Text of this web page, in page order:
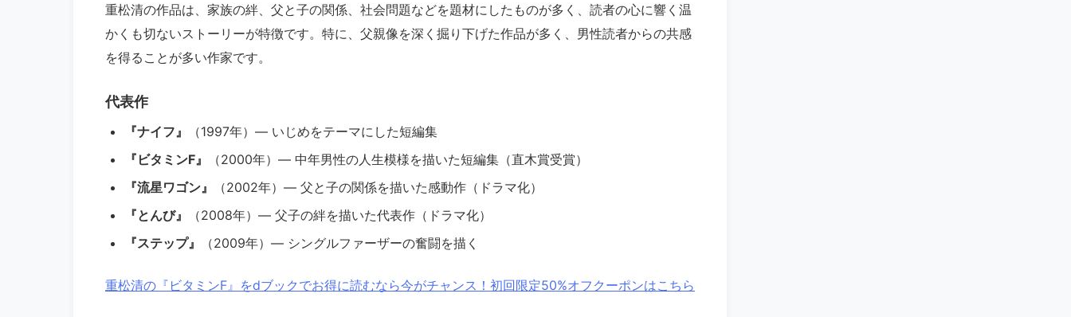
重松清の作品は、家族の絆、父と子の関係、社会問題などを題材にしたものが多く、読者の心に響く温
かくも切ないストーリーが特徴です。特に、父親像を深く掘り下げた作品が多く、男性読者からの共感
を得ることが多い作家です。
代表作
『ナイフ』
（1997年）— いじめをテーマにした短編集
『ビタミンF』
（2000年）— 中年男性の人生模様を描いた短編集（直木賞受賞）
『流星ワゴン』
（2002年）— 父と子の関係を描いた感動作（ドラマ化）
『とんび』
（2008年）— 父子の絆を描いた代表作（ドラマ化）
『ステップ』
（2009年）— シングルファーザーの奮闘を描く
重松清の『ビタミンF』をdブックでお得に読むなら今がチャンス！初回限定50%オフクーポンはこちら